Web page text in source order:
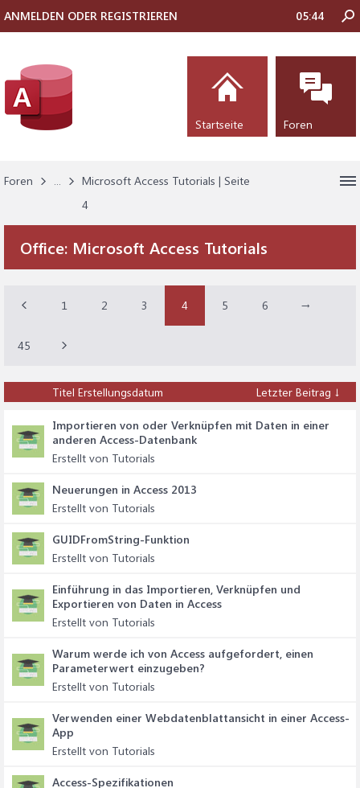
Foren ...
Microsoft Access Tutorials | Seite
4
Office: Microsoft Access Tutorials
1 2 3 4 5 6 →
45
Titel Erstellungsdatum Letzter Beitrag ↓
Importieren von oder Verknüpfen mit Daten in einer
anderen Access-Datenbank
Erstellt von Tutorials
Neuerungen in Access 2013
Erstellt von Tutorials
GUIDFromString-Funktion
Erstellt von Tutorials
Einführung in das Importieren, Verknüpfen und
Exportieren von Daten in Access
Erstellt von Tutorials
Warum werde ich von Access aufgefordert, einen
Parameterwert einzugeben?
Erstellt von Tutorials
Verwenden einer Webdatenblattansicht in einer Access-
App
Erstellt von Tutorials
Access-Spezifikationen
ANMELDEN ODER REGISTRIEREN 05:44
Startseite Foren